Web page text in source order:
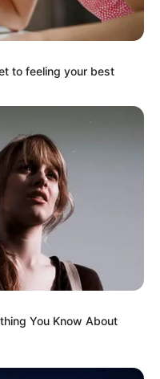
to feeling your best
You Know About